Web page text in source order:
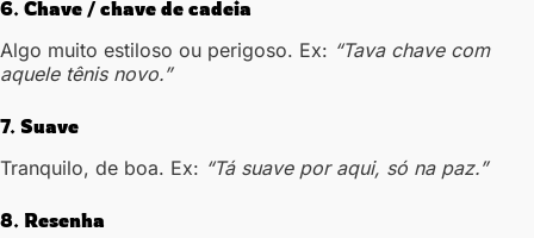
6. Chave / chave de cadeia
Algo muito estiloso ou perigoso. Ex: “Tava chave com
aquele tênis novo.”
7. Suave
Tranquilo, de boa. Ex: “Tá suave por aqui, só na paz.”
8. Resenha